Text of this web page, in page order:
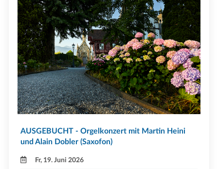
AUSGEBUCHT - Orgelkonzert mit Martin Heini
und Alain Dobler (Saxofon)
Fr, 19. Juni 2026